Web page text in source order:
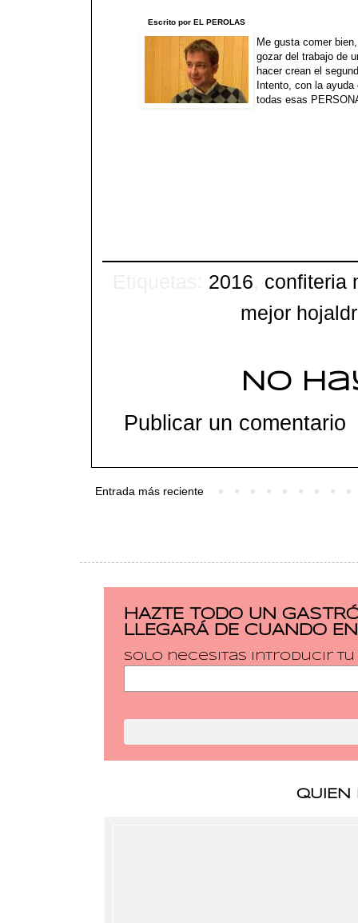
Escrito por EL PEROLAS
Me gusta comer
gozar del trabajo de
hacer crean el
Intento, con la
todas esas
2016 confiteria
mejor
No
Publicar un comentario
Entrada más reciente
HAZTE TODO UN
LLEGARÁ DE CUANDO
Solo necesitas introducir
QUIEN